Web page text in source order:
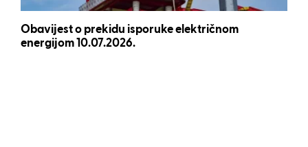
Obavijest o prekidu isporuke električnom
energijom 10.07.2026.